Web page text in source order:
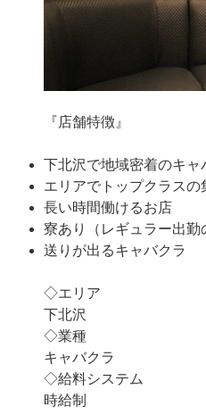
『店舗特徴』
下北沢で地域密着のキャ
エリアでトップクラスの
長い時間働けるお店
寮あり（レギュラー出勤
送りが出るキャバクラ
◇エリア
下北沢
◇業種
キャバクラ
◇給料システム
時給制